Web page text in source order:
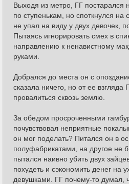
Выходя из метро, ГГ постарался
по ступенькам, но споткнулся на
не упал на виду у двух девочек,
Пытаясь игнорировать смех в
направлению к ненавистному
руками.
Добрался до места он с
сказала ничего, но от ее взгляда
провалиться сквозь землю.
За обедом просроченными
почувствовал неприятные
он мог поделать? Питался он в
полуфабрикатами, на другое не
пытался наивно убить двух
похудеть и сэкономить денег на
девушками. ГГ почему-то думал,